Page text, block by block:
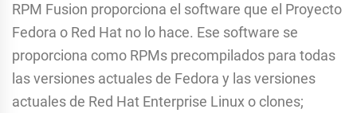
RPM Fusion proporciona el software que el Proyecto
Fedora o Red Hat no lo hace. Ese software se
proporciona como RPMs precompilados para todas
las versiones actuales de Fedora y las versiones
actuales de Red Hat Enterprise Linux o clones;